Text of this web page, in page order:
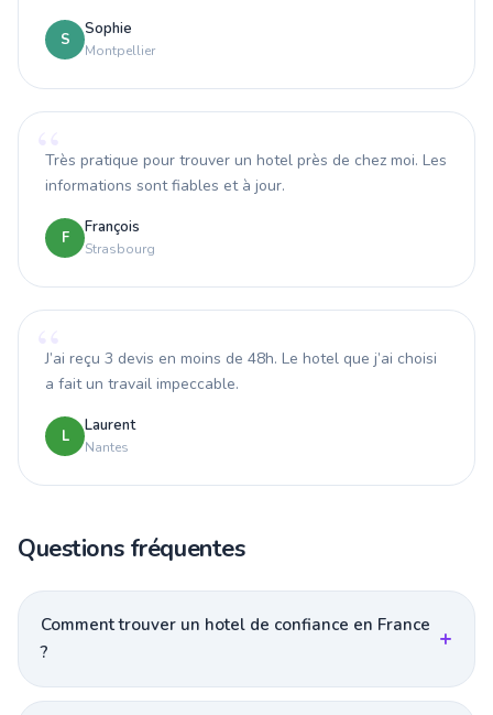
S
Sophie
Montpellier
Très pratique pour trouver un hotel près de chez moi. Les
informations sont fiables et à jour.
F
François
Strasbourg
J’ai reçu 3 devis en moins de 48h. Le hotel que j’ai choisi
a fait un travail impeccable.
L
Laurent
Nantes
Questions fréquentes
Comment trouver un hotel de confiance en France
?